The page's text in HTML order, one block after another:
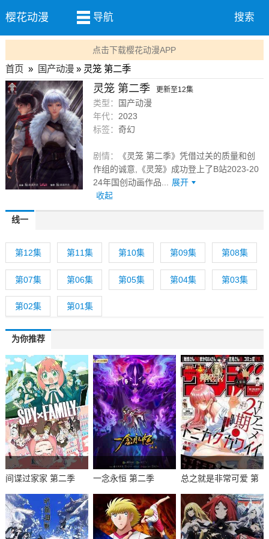
樱花动漫 导航 搜索
点击下载樱花动漫APP
首页 » 国产动漫» 灵笼 第二季
灵笼 第二季 更新至12集
类型：
国产动漫
年代： 2023
标签：奇幻
剧情：
《灵笼 第二季》凭借过关的质量和创
作组的诚意,《灵笼》成功登上了B站2023-20
24年国创动画作品...
展开
收起
线一
第12集 第11集 第10集 第09集 第08集
第07集 第06集 第05集 第04集 第03集
第02集 第01集
为你推荐
间谍过家家 第二季 一念永恒 第二季
总之就是非常可爱 第
二季